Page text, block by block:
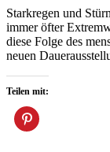
Starkregen und
immer öfter
diese Folge des
neuen
Teilen mit: